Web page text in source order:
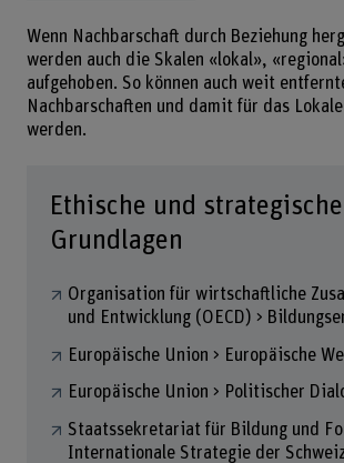
Wenn Nachbarschaft durch Beziehung
werden auch die Skalen «lokal»,
aufgehoben. So können auch weit
Nachbarschaften und damit für das
werden.
Ethische und strategische
Grundlagen
Organisation für wirtschaftliche
und Entwicklung (OECD) >
Europäische Union > Europäische
Europäische Union > Politischer
Staatssekretariat für Bildung und
Internationale Strategie der